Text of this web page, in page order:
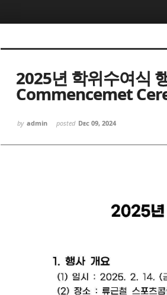
2025년 학위수여식
Commencemet
by admin posted Dec 09, 2024
Sketchbook5, 스케치
Sketchbook5, 스케치
Sketchbook5, 스케치
Sketchbook5, 스케치